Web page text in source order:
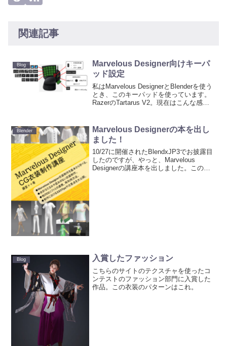
関連記事
Blog
Marvelous Designer向けキーパ
ッド設定
私はMarvelous DesignerとBlenderを使う
とき、このキーパッドを使っています。
RazerのTartarus V2。現在はこんな感じ
（リンクはこち...
Blender
Marvelous Designerの本を出し
ました！
10/27に開催されたBlendxJP3でお披露目
したのですが、やっと、Marvelous
Designerの講座本を出しました。この本
Blog 入賞したファッション
こちらのサイトのテクスチャを使ったコ
ンテストのファッション部門に入賞した
作品。この衣装のパターンはこれ。